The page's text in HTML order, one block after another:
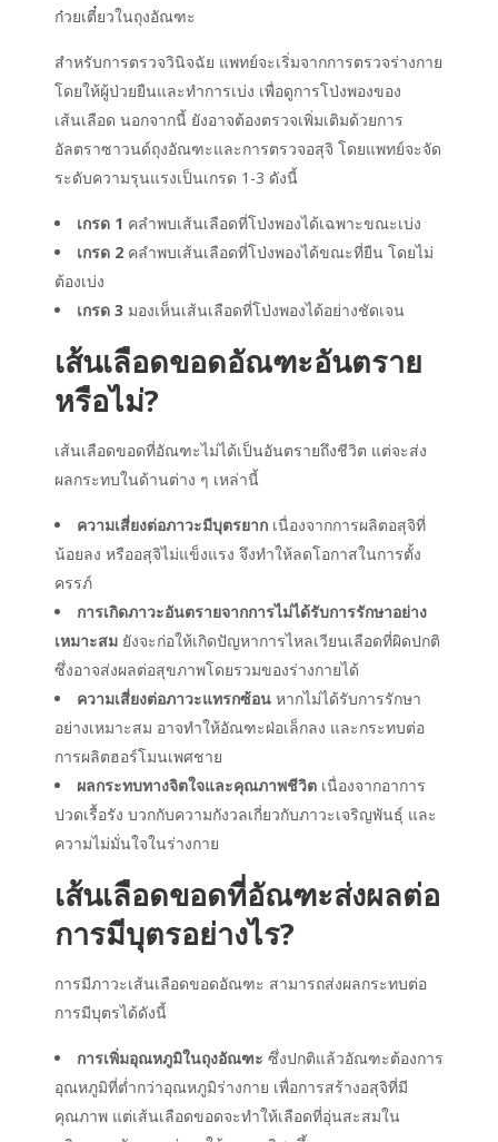
ก๋วยเตี๋ยวในถุงอัณฑะ
สำหรับการตรวจวินิจฉัย แพทย์จะเริ่มจากการตรวจร่างกาย
โดยให้ผู้ป่วยยืนและทำการเบ่ง เพื่อดูการโป่งพองของ
เส้นเลือด นอกจากนี้ ยังอาจต้องตรวจเพิ่มเติมด้วยการ
อัลตราซาวนด์ถุงอัณฑะและการตรวจอสุจิ โดยแพทย์จะจัด
ระดับความรุนแรงเป็นเกรด 1-3 ดังนี้
เกรด 1 คลำพบเส้นเลือดที่โป่งพองได้เฉพาะขณะเบ่ง
เกรด 2 คลำพบเส้นเลือดที่โป่งพองได้ขณะที่ยืน โดยไม่
ต้องเบ่ง
เกรด 3 มองเห็นเส้นเลือดที่โป่งพองได้อย่างชัดเจน
เส้นเลือดขอดอัณฑะอันตราย
หรือไม่?
เส้นเลือดขอดที่อัณฑะไม่ได้เป็นอันตรายถึงชีวิต แต่จะส่ง
ผลกระทบในด้านต่าง ๆ เหล่านี้
ความเสี่ยงต่อภาวะมีบุตรยาก เนื่องจากการผลิตอสุจิที่
น้อยลง หรืออสุจิไม่แข็งแรง จึงทำให้ลดโอกาสในการตั้ง
ครรภ์
การเกิดภาวะอันตรายจากการไม่ได้รับการรักษาอย่าง
เหมาะสม ยังจะก่อให้เกิดปัญหาการไหลเวียนเลือดที่ผิดปกติ
ซึ่งอาจส่งผลต่อสุขภาพโดยรวมของร่างกายได้
ความเสี่ยงต่อภาวะแทรกซ้อน หากไม่ได้รับการรักษา
อย่างเหมาะสม อาจทำให้อัณฑะฝ่อเล็กลง และกระทบต่อ
การผลิตฮอร์โมนเพศชาย
ผลกระทบทางจิตใจและคุณภาพชีวิต เนื่องจากอาการ
ปวดเรื้อรัง บวกกับความกังวลเกี่ยวกับภาวะเจริญพันธุ์ และ
ความไม่มั่นใจในร่างกาย
เส้นเลือดขอดที่อัณฑะส่งผลต่อ
การมีบุตรอย่างไร?
การมีภาวะเส้นเลือดขอดอัณฑะ สามารถส่งผลกระทบต่อ
การมีบุตรได้ดังนี้
การเพิ่มอุณหภูมิในถุงอัณฑะ ซึ่งปกติแล้วอัณฑะต้องการ
อุณหภูมิที่ต่ำกว่าอุณหภูมิร่างกาย เพื่อการสร้างอสุจิที่มี
คุณภาพ แต่เส้นเลือดขอดจะทำให้เลือดที่อุ่นสะสมใน